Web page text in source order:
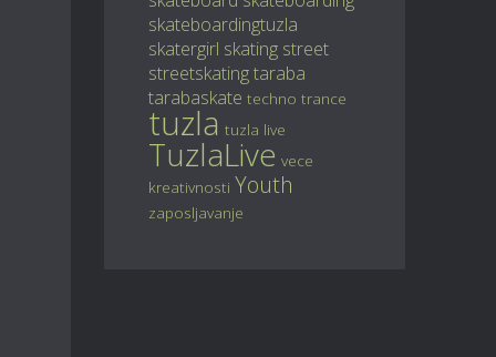
skateboardingtuzla
skatergirl skating street
streetskating taraba
tarabaskate techno trance
tuzla tuzla live
TuzlaLive vece
kreativnosti Youth
zaposljavanje